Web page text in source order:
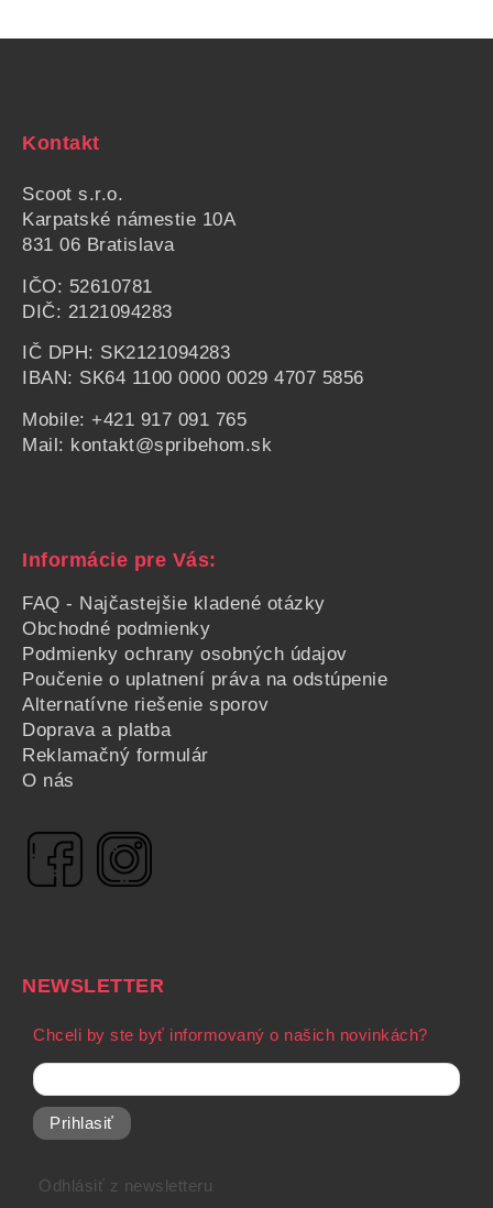
Kontakt
Scoot s.r.o.
Karpatské námestie 10A
831 06 Bratislava
IČO: 52610781
DIČ: 2121094283
IČ DPH: SK2121094283
IBAN: SK64 1100 0000 0029 4707 5856
Mobile: +421 917 091 765
Mail: kontakt@spribehom.sk
Informácie pre Vás:
FAQ - Najčastejšie kladené otázky
Obchodné podmienky
Podmienky ochrany osobných údajov
Poučenie o uplatnení práva na odstúpenie
Alternatívne riešenie sporov
Doprava a platba
Reklamačný formulár
O nás
NEWSLETTER
Chceli by ste byť informovaný o našich novinkách?
Prihlasiť
Odhlásiť z newsletteru